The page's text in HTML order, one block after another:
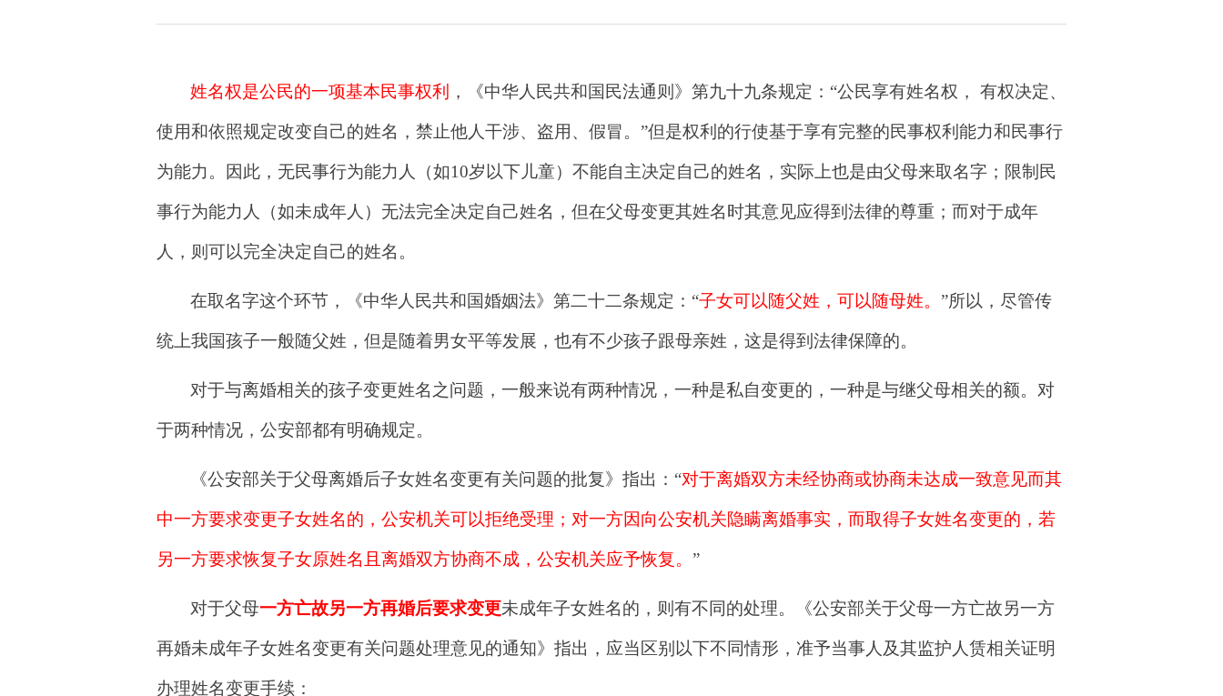
姓名权是公民的一项基本民事权利 ，《中华人民共和国民法通则》 第九十九条规定：“公民享有姓名权， 有权决定、
使用和依照规定改变自己的姓名，禁止他人干涉、盗用、假冒。”但是权利的行使基于享有完整的民事权利能力和民事行
为能力。因此，无民事行为能力人（如10岁以下儿童）不能自主决定自己的姓名，实际上也是由父母来取名字；限制民
事行为能力人（如未成年人）无法完全决定自己姓名，但在父母变更其姓名时其意见应得到法律的尊重；而对于成年
人，则可以完全决定自己的姓名。
在取名字这个环节，《中华人民共和国婚姻法》第二十二条规定：“子女可以随父姓，可以随母姓。 ”所以，尽管传
统上我国孩子一般随父姓，但是随着男女平等发展，也有不少孩子跟母亲姓，这是得到法律保障的。
对于与离婚相关的孩子变更姓名之问题，一般来说有两种情况，一种是私自变更的，一种是与继父母相关的额。对
于两种情况，公安部都有明确规定。
《公安部关于父母离婚后子女姓名变更有关问题的批复》指出：“对于离婚双方未经协商或协商未达成一致意见而其
中一方要求变更子女姓名的，公安机关可以拒绝受理；对一方因向公安机关隐瞒离婚事实，而取得子女姓名变更的，若
另一方要求恢复子女原姓名且离婚双方协商不成，公安机关应予恢复。 ”
对于父母一方亡故另一方再婚后要求变更未成年子女姓名的，则有不同的处理。《公安部关于父母一方亡故另一方
再婚未成年子女姓名变更有关问题处理意见的通知》指出，应当区别以下不同情形，准予当事人及其监护人赁相关证明
办理姓名变更手续：